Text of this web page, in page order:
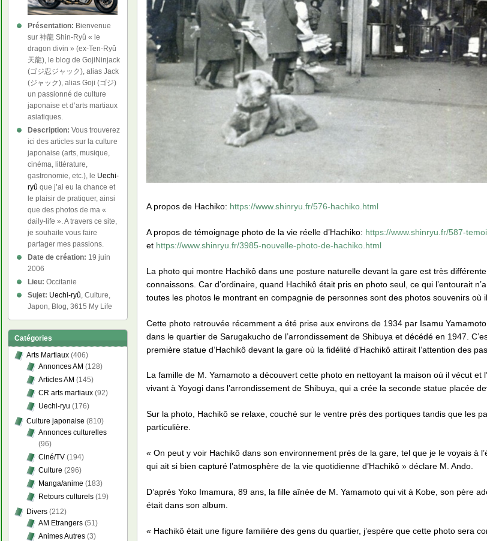
A propos de Hachiko: https://www.shinryu.fr/576-hachiko.html
A propos de témoignage photo de la vie réelle d’Hachiko: https://www.shinryu.fr/587-
et https://www.shinryu.fr/3985-nouvelle-photo-de-hachiko.html
La photo qui montre Hachikô dans une posture naturelle devant la gare est très
connaissons. Car d’ordinaire, quand Hachikô était pris en photo seul, ce qui l’entourait
toutes les photos le montrant en compagnie de personnes sont des photos souvenirs où
Cette photo retrouvée récemment a été prise aux environs de 1934 par Isamu
dans le quartier de Sarugakucho de l’arrondissement de Shibuya et décédé en 1947.
première statue d’Hachikô devant la gare où la fidélité d’Hachikô attirait l’attention des
La famille de M. Yamamoto a découvert cette photo en nettoyant la maison où il vécut et
vivant à Yoyogi dans l’arrondissement de Shibuya, qui a crée la seconde statue placée
Sur la photo, Hachikô se relaxe, couché sur le ventre près des portiques tandis que les
particulière.
« On peut y voir Hachikô dans son environnement près de la gare, tel que je le voyais à
qui ait si bien capturé l’atmosphère de la vie quotidienne d’Hachikô » déclare M. Ando.
D’après Yoko Imamura, 89 ans, la fille aînée de M. Yamamoto qui vit à Kobe, son père
était dans son album.
« Hachikô était une figure familière des gens du quartier, j’espère que cette photo sera
Présentation: Bienvenue
sur 神龍 Shin-Ryû « le
dragon divin » (ex-Ten-Ryû
天龍), le blog de GojiNinjack
(ゴジ忍ジャック), alias Jack
(ジャック), alias Goji (ゴジ)
un passionné de culture
japonaise et d’arts martiaux
asiatiques.
Description: Vous trouverez
ici des articles sur la culture
japonaise (arts, musique,
cinéma, littérature,
gastronomie, etc.), le Uechi-
ryû que j’ai eu la chance et
le plaisir de pratiquer, ainsi
que des photos de ma «
daily-life ». A travers ce site,
je souhaite vous faire
partager mes passions.
Date de création: 19 juin
2006
Lieu: Occitanie
Sujet: Uechi-ryû, Culture,
Japon, Blog, 3615 My Life
Catégories
Arts Martiaux (406)
Annonces AM (128)
Articles AM (145)
CR arts martiaux (92)
Uechi-ryu (176)
Culture japonaise (810)
Annonces culturelles
(96)
Ciné/TV (194)
Culture (296)
Manga/anime (183)
Retours culturels (19)
Divers (212)
AM Etrangers (51)
Animes Autres (3)